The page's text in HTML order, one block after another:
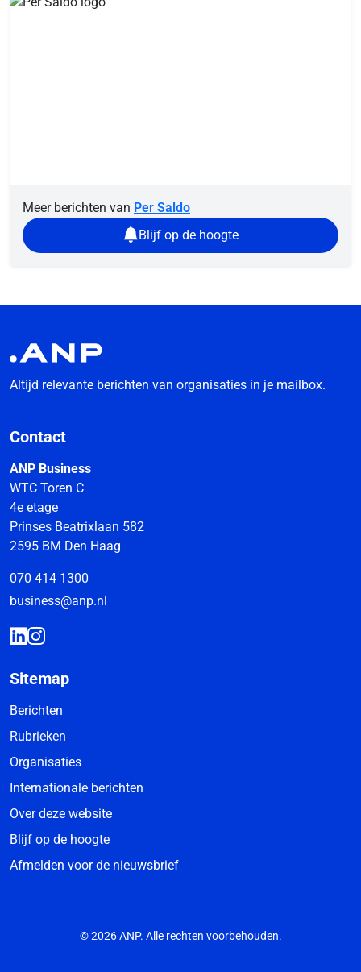
Meer berichten van Per Saldo
Blijf op de hoogte
Altijd relevante berichten van organisaties in je mailbox.
Contact
ANP Business
WTC Toren C
4e etage
Prinses Beatrixlaan 582
2595 BM Den Haag
070 414 1300
business@anp.nl
Sitemap
Berichten
Rubrieken
Organisaties
Internationale berichten
Over deze website
Blijf op de hoogte
Afmelden voor de nieuwsbrief
© 2026 ANP. Alle rechten voorbehouden.